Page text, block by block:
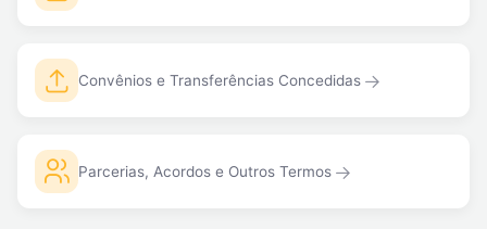
Convênios e Transferências Concedidas
Parcerias, Acordos e Outros Termos